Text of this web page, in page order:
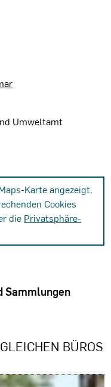
Umweltamt
Karte angezeigt,
Cookies
die Privatsphäre-
Sammlungen
BÜROS